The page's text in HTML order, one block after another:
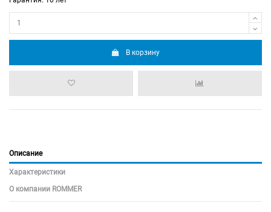
В корзину
Описание
Характеристики
О компании ROMMER